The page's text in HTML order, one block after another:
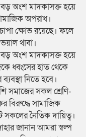
বড় অংশ মাদকাসক্ত হয়ে
অপরাধ।
ক্ষোভ রয়েছে। ফলে
থাবা।
বড় অংশ মাদকাসক্ত হয়ে
ধ্বংসের হাত থেকে
নিতে হবে।
সমাজের সকল শ্রেণি-
বিরুদ্ধে সামাজিক
নৈতিক দায়িত্ব।
জানান আমরা স্বল্প